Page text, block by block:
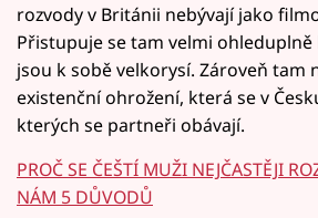
rozvody v Británii nebývají jako
Přistupuje se tam velmi
jsou k sobě velkorysí. Zároveň tam
existenční ohrožení, která se v
kterých se partneři obávají.
PROČ SE ČEŠTÍ MUŽI NEJČASTĚJI
NÁM 5 DŮVODŮ